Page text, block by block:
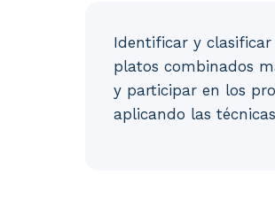
Identificar y clasificar
platos combinados
y participar en los
aplicando las